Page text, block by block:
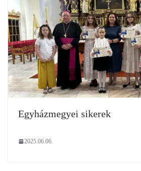
Egyházmegyei sikerek
2025.06.06.